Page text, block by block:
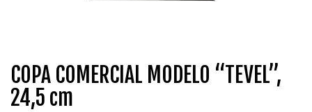
COPA COMERCIAL MODELO “TEVEL”,
24,5 cm